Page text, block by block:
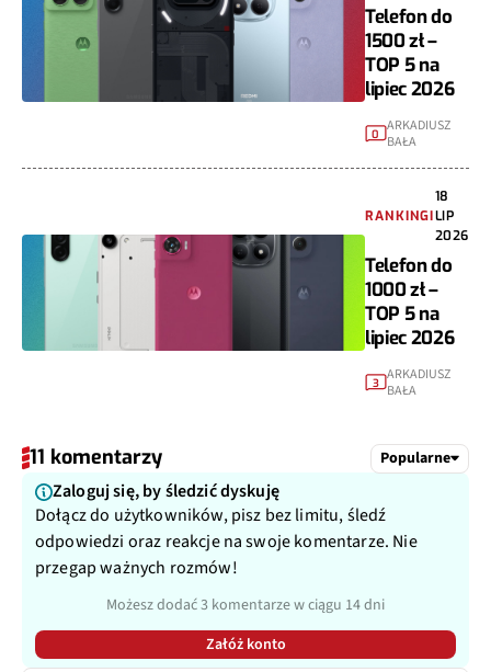
Telefon do
1500 zł –
TOP 5 na
lipiec 2026
0
ARKADIUSZ
BAŁA
RANKINGI
18
LIP
2026
Telefon do
1000 zł –
TOP 5 na
lipiec 2026
3 ARKADIUSZ
BAŁA
11 komentarzy Popularne
Zaloguj się, by śledzić dyskuję
Dołącz do użytkowników, pisz bez limitu, śledź
odpowiedzi oraz reakcje na swoje komentarze. Nie
przegap ważnych rozmów!
Możesz dodać 3 komentarze w ciągu 14 dni
Załóż konto